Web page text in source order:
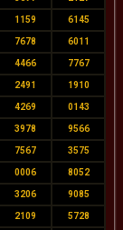
1159 6145
7678 6011
4466 7767
2491 1910
4269 0143
3978 9566
7567 3575
0006 8052
3206 9085
2109 5728